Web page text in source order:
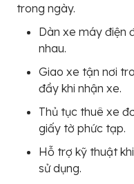
trong ngày.
Dàn xe máy điện
nhau.
Giao xe tận nơi
đầy khi nhận xe.
Thủ tục thuê xe
giấy tờ phức tạp.
Hỗ trợ kỹ thuật
sử dụng.